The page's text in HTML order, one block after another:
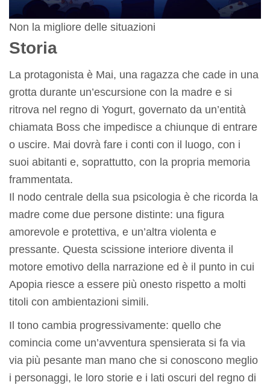
Non la migliore delle situazioni
Storia
La protagonista è Mai, una ragazza che cade in una
grotta durante un’escursione con la madre e si
ritrova nel regno di Yogurt, governato da un’entità
chiamata Boss che impedisce a chiunque di entrare
o uscire. Mai dovrà fare i conti con il luogo, con i
suoi abitanti e, soprattutto, con la propria memoria
frammentata.
Il nodo centrale della sua psicologia è che ricorda la
madre come due persone distinte: una figura
amorevole e protettiva, e un’altra violenta e
pressante. Questa scissione interiore diventa il
motore emotivo della narrazione ed è il punto in cui
Apopia riesce a essere più onesto rispetto a molti
titoli con ambientazioni simili.
Il tono cambia progressivamente: quello che
comincia come un’avventura spensierata si fa via
via più pesante man mano che si conoscono meglio
i personaggi, le loro storie e i lati oscuri del regno di